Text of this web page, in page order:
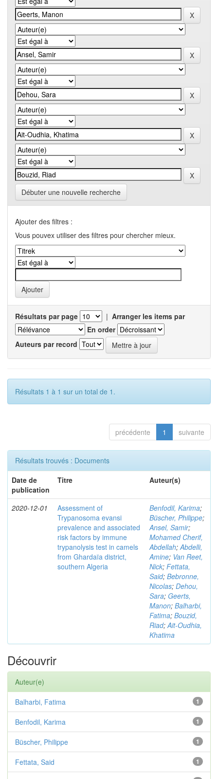
Débuter une nouvelle recherche
Ajouter des filtres :
Vous pouvex utiliser des filtres pour chercher mieux.
Résultats par page | Arranger les items par
En order
Auteurs par record
Résultats 1 à 1 sur un total de 1.
précédente 1 suivante
Résultats trouvés : Documents
Date de
publication
Titre Auteur(s)
2020-12-01
Assessment of
Trypanosoma evansi
prevalence and associated
risk factors by immune
trypanolysis test in camels
from Ghardaïa district,
southern Algeria
Benfodil, Karima;
Büscher, Philippe;
Ansel, Samir;
Mohamed Cherif,
Abdellah;Abdelli,
Amine; Van Reet,
Nick; Fettata,
Said; Bebronne,
Nicolas; Dehou,
Sara; Geerts,
Manon; Balharbi,
Fatima; Bouzid,
Riad;Ait-Oudhia,
Khatima
Découvrir
Auteur(e)
1
Balharbi, Fatima
1
Benfodil, Karima
1
Büscher, Philippe
1
Fettata, Said